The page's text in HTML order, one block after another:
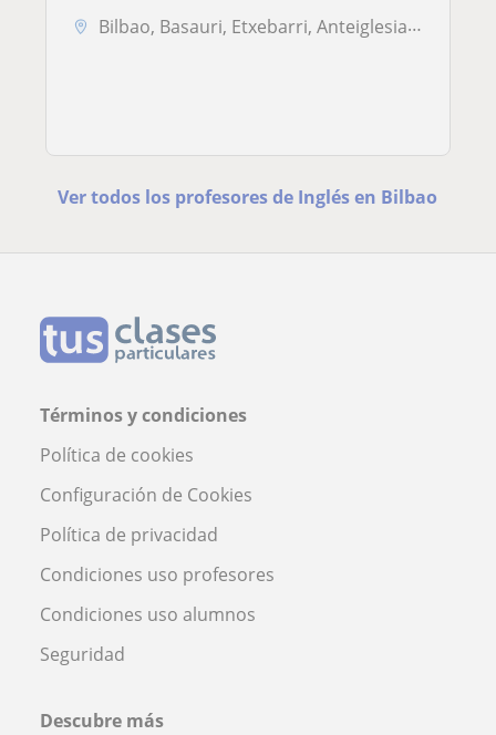
Bilbao, Basauri, Etxebarri, Anteiglesia de San Esteban-Etxebarri Do, ...
Ver todos los profesores de Inglés en Bilbao
Términos y condiciones
Política de cookies
Configuración de Cookies
Política de privacidad
Condiciones uso profesores
Condiciones uso alumnos
Seguridad
Descubre más